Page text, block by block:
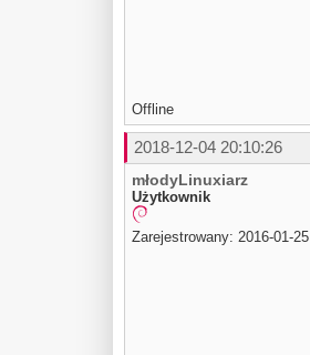
Offline
2018-12-04 20:10:26
młodyLinuxiarz
Użytkownik
Zarejestrowany: 2016-01-25